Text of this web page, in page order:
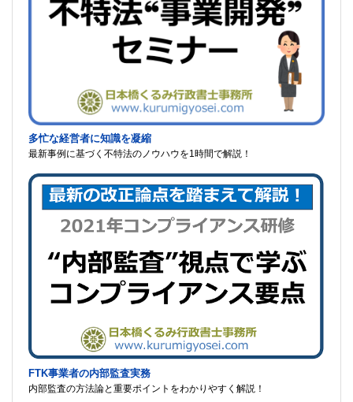
多忙な経営者に知識を凝縮
最新事例に基づく不特法のノウハウを1時間で解説！
FTK事業者の内部監査実務
内部監査の方法論と重要ポイントをわかりやすく解説！